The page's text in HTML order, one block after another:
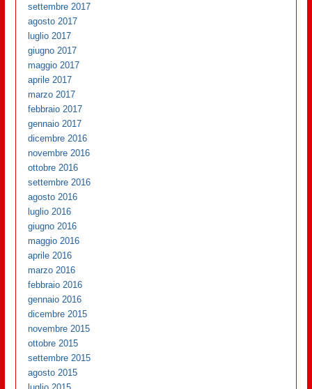
settembre 2017
agosto 2017
luglio 2017
giugno 2017
maggio 2017
aprile 2017
marzo 2017
febbraio 2017
gennaio 2017
dicembre 2016
novembre 2016
ottobre 2016
settembre 2016
agosto 2016
luglio 2016
giugno 2016
maggio 2016
aprile 2016
marzo 2016
febbraio 2016
gennaio 2016
dicembre 2015
novembre 2015
ottobre 2015
settembre 2015
agosto 2015